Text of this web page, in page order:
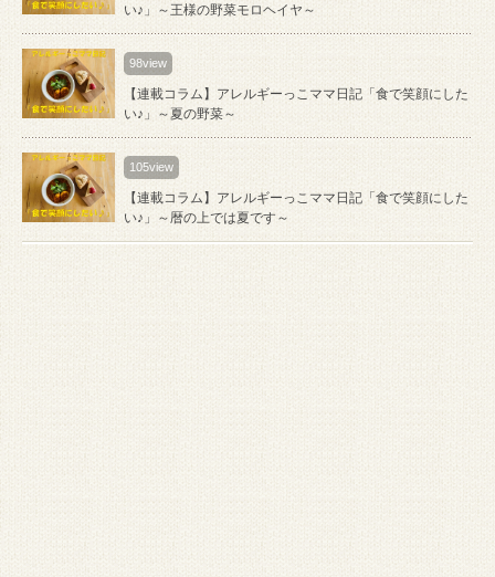
い♪」～王様の野菜モロヘイヤ～
98view
【連載コラム】アレルギーっこママ日記「食で笑顔にした
い♪」～夏の野菜～
105view
【連載コラム】アレルギーっこママ日記「食で笑顔にした
い♪」～暦の上では夏です～